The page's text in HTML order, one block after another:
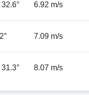
32.6° 6.92 m/s
7.09 m/s
31.3° 8.07 m/s